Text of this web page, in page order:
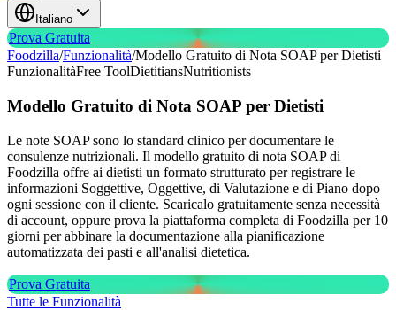
Italiano
Prova Gratuita
Foodzilla/Funzionalità/Modello Gratuito di Nota SOAP per Dietisti
FunzionalitàFree ToolDietitiansNutritionists
Modello Gratuito di Nota SOAP per Dietisti
Le note SOAP sono lo standard clinico per documentare le
consulenze nutrizionali. Il modello gratuito di nota SOAP di
Foodzilla offre ai dietisti un formato strutturato per registrare le
informazioni Soggettive, Oggettive, di Valutazione e di Piano dopo
ogni sessione con il cliente. Scaricalo gratuitamente senza necessità
di account, oppure prova la piattaforma completa di Foodzilla per 10
giorni per abbinare la documentazione alla pianificazione
automatizzata dei pasti e all'analisi dietetica.
Prova Gratuita
Tutte le Funzionalità